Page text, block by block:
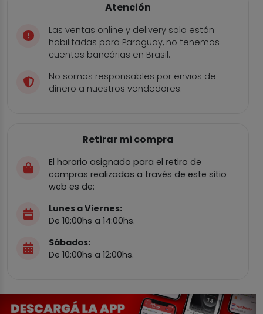
Atención
Las ventas online y delivery solo están
habilitadas para Paraguay, no tenemos
cuentas bancárias en Brasil.
No somos responsables por envios de
dinero a nuestros vendedores.
Retirar mi compra
El horario asignado para el retiro de
compras realizadas a través de este sitio
web es de:
Lunes a Viernes:
De 10:00hs a 14:00hs.
Sábados:
De 10:00hs a 12:00hs.